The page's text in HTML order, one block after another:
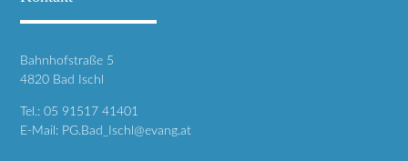
Bahnhofstraße 5
4820 Bad Ischl
Tel.:05 91517 41401
E-Mail: PG.Bad_Ischl@evang.at